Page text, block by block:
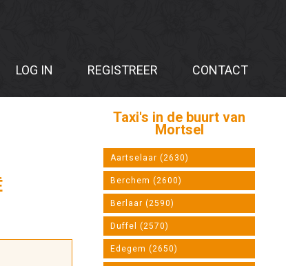
LOG IN REGISTREER CONTACT
Taxi's in de buurt van
Mortsel
Aartselaar (2630)
Berchem (2600)
Berlaar (2590)
Duffel (2570)
Edegem (2650)